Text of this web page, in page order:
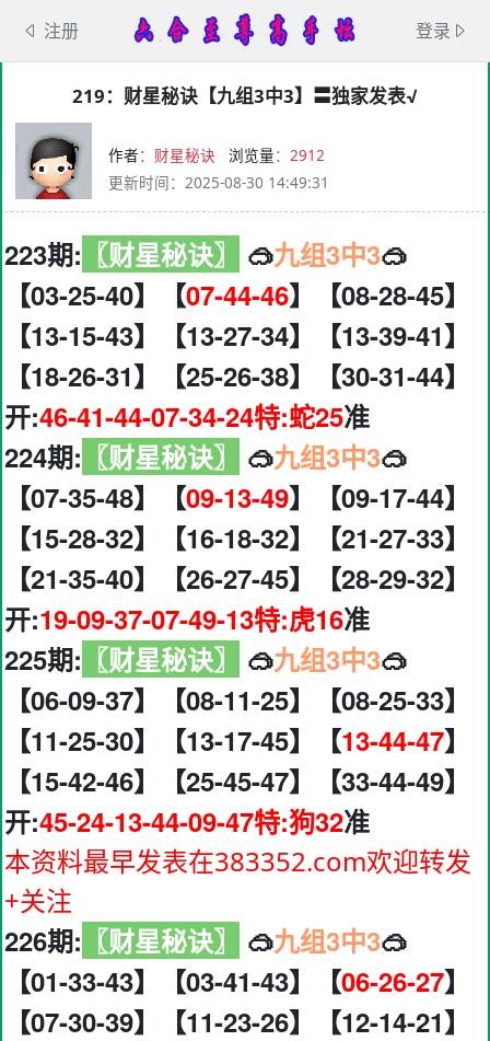
注册 登录
219：财星秘诀【九组3中3】〓独家发表√
作者：财星秘诀 浏览量： 2912
更新时间： 2025-08-30 14:49:31
223期: 〖财星秘诀〗 🥽九组3中3🥽
【03-25-40】【07-44-46】【08-28-45】
【13-15-43】【13-27-34】【13-39-41】
【18-26-31】【25-26-38】【30-31-44】
开:46-41-44-07-34-24特:蛇25准
224期: 〖财星秘诀〗 🥽九组3中3🥽
【07-35-48】【09-13-49】【09-17-44】
【15-28-32】【16-18-32】【21-27-33】
【21-35-40】【26-27-45】【28-29-32】
开:19-09-37-07-49-13特:虎16准
225期: 〖财星秘诀〗 🥽九组3中3🥽
【06-09-37】【08-11-25】【08-25-33】
【11-25-30】【13-17-45】【13-44-47】
【15-42-46】【25-45-47】【33-44-49】
开:45-24-13-44-09-47特:狗32准
本资料最早发表在383352.com欢迎转发
+关注
226期: 〖财星秘诀〗 🥽九组3中3🥽
【01-33-43】【03-41-43】【06-26-27】
【07-30-39】【11-23-26】【12-14-21】